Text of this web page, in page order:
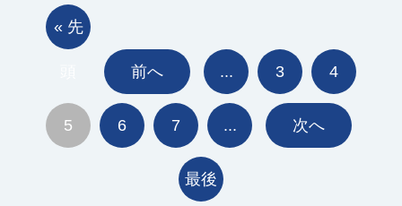
« 先
前へ ... 3 4
5 6 7 ... 次へ
最後